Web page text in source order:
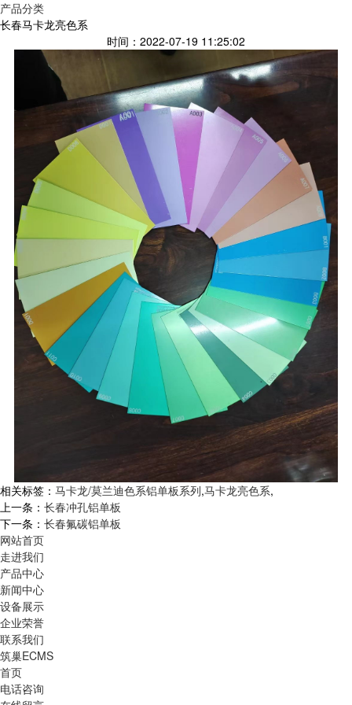
产品分类
长春马卡龙亮色系
时间：2022-07-19 11:25:02
相关标签： 马卡龙/莫兰迪色系铝单板系列,马卡龙亮色系,
上一条： 长春冲孔铝单板
下一条： 长春氟碳铝单板
网站首页
走进我们
产品中心
新闻中心
设备展示
企业荣誉
联系我们
筑巢ECMS
首页
电话咨询